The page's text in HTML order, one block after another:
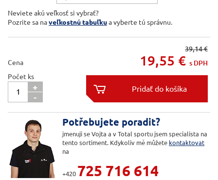
Neviete akú veľkosť si vybrať?
Pozrite sa naveľkostnú tabuľkua vyberte tú správnu.
Cena
39,14 €
19,55 € s DPH
Počet ks
+
-


Potřebujete poradit?
jmenuji se Vojta a v Total sportu jsem specialista na
tento sortiment. Kdykoliv mě můžete kontaktovat
na
+420 725 716 614